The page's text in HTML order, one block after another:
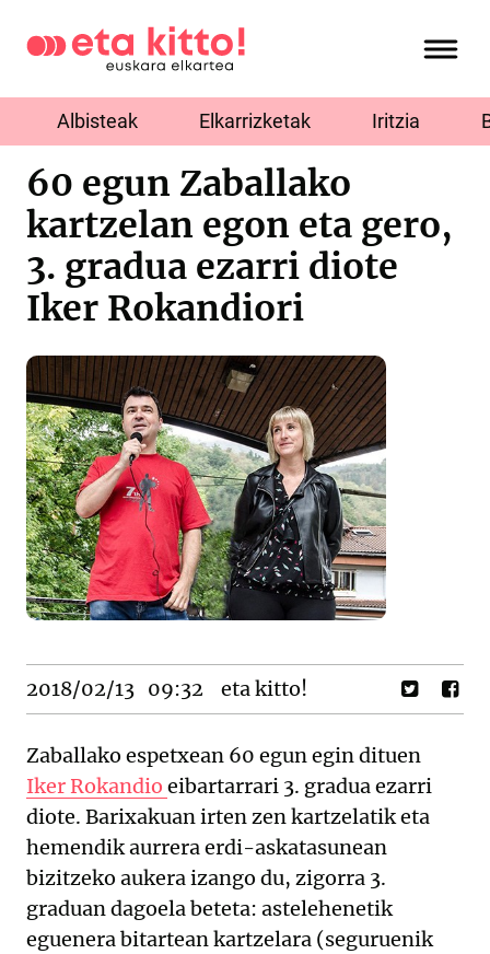
Albisteak Elkarrizketak Iritzia
60 egun Zaballako
kartzelan egon eta gero,
3. gradua ezarri diote
Iker Rokandiori
2018/02/13 09:32 eta kitto!
Zaballako espetxean 60 egun egin dituen
Iker Rokandio eibartarrari 3. gradua ezarri
diote. Barixakuan irten zen kartzelatik eta
hemendik aurrera erdi-askatasunean
bizitzeko aukera izango du, zigorra 3.
graduan dagoela beteta: astelehenetik
eguenera bitartean kartzelara (seguruenik